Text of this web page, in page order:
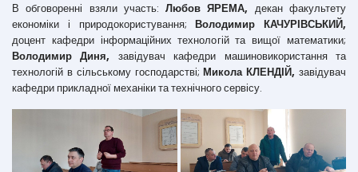
В обговоренні взяли участь:Любов ЯРЕМА, декан факультету
економіки і природокористування;Володимир КАЧУРІВСЬКИЙ,
доцент кафедри інформаційних технологій та вищої математики;
Володимир Диня, завідувач кафедри машиновикористання та
технологій в сільському господарстві; Микола КЛЕНДІЙ, завідувач
кафедри прикладної механіки та технічного сервісу.